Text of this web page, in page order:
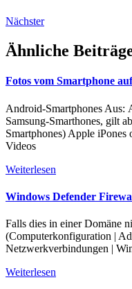
Nächster
Ähnliche
Fotos vom Smartphone
Android-Smartphones Aus:
Samsung-Smarthones, gilt
Smartphones) Apple iPones
Videos
Weiterlesen
Windows Defender
Falls dies in einer Domäne
(Computerkonfiguration |
Netzwerkverbindungen |
Weiterlesen